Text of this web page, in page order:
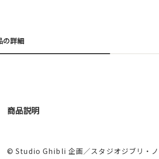
の詳細
商品説明
© Studio Ghibli 企画／スタジオジブリ・